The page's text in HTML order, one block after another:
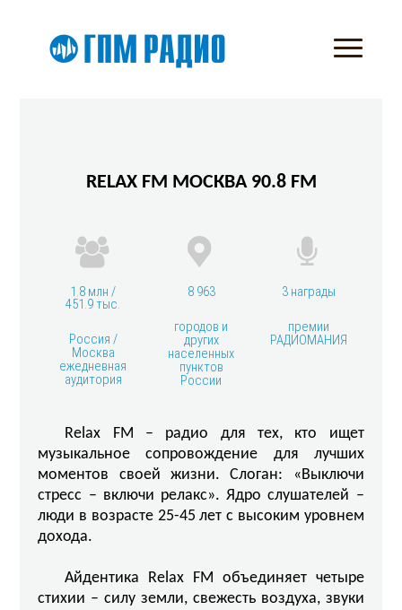
RELAX FM МОСКВА 90.8 FM
1.8 млн /
451.9 тыс.
Россия /
Москва
ежедневная
аудитория
8 963
городов и
других
населенных
пунктов
России
3 награды
премии
РАДИОМАНИЯ
Relax FM – радио для тех, кто ищет
музыкальное сопровождение для лучших
моментов своей жизни. Слоган: «Выключи
стресс – включи релакс». Ядро слушателей –
люди в возрасте 25-45 лет с высоким уровнем
дохода.
Айдентика Relax FM объединяет четыре
стихии – силу земли, свежесть воздуха, звуки